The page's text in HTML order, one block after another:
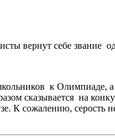
вернут себе звание
к Олимпиаде,
сказывается на
К сожалению, серость